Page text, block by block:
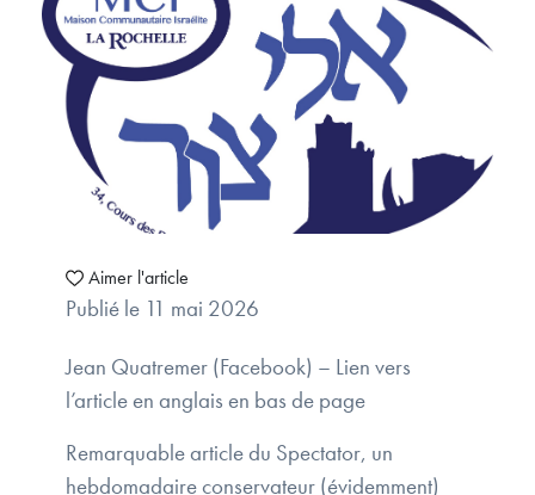
Aimer l'article
Publié le 11 mai 2026
Jean Quatremer (Facebook) – Lien vers
l’article en anglais en bas de page
Remarquable article du Spectator, un
hebdomadaire conservateur (évidemment)